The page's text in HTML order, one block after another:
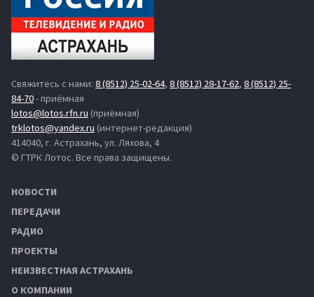
Свяжитесь с нами: 8 (8512) 25-02-64, 8 (8512) 28-17-62, 8 (8512) 25-
84-70- приёмная
lotos@lotos.rfn.ru (приёмная)
trklotos@yandex.ru (интернет-редакция)
414040, г. Астрахань, ул. Ляхова, 4
© ГТРК Лотос. Все права защищены.
НОВОСТИ
ПЕРЕДАЧИ
РАДИО
ПРОЕКТЫ
НЕИЗВЕСТНАЯ АСТРАХАНЬ
О КОМПАНИИ